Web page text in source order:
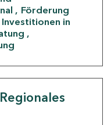
Förderung
Investitionen in